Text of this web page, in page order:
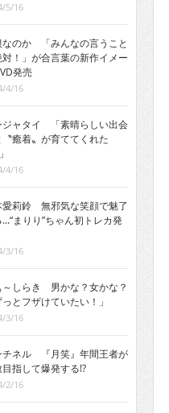
5/16
なのか 「みんなの言うこと
対！」が合言葉の新作イメー
発売
4/16
ジャタイ 「素晴らしい出会
〝癒着〟が育ててくれた
4/16
愛莉鈴 無邪気な笑顔で魅了
まりり”ちゃん初トレカ発
3/16
～しらき 男かな？女かな？
っとフザけていたい！」
3/16
チネル 『月笑』年間王者が
指して爆発する!?
2/16